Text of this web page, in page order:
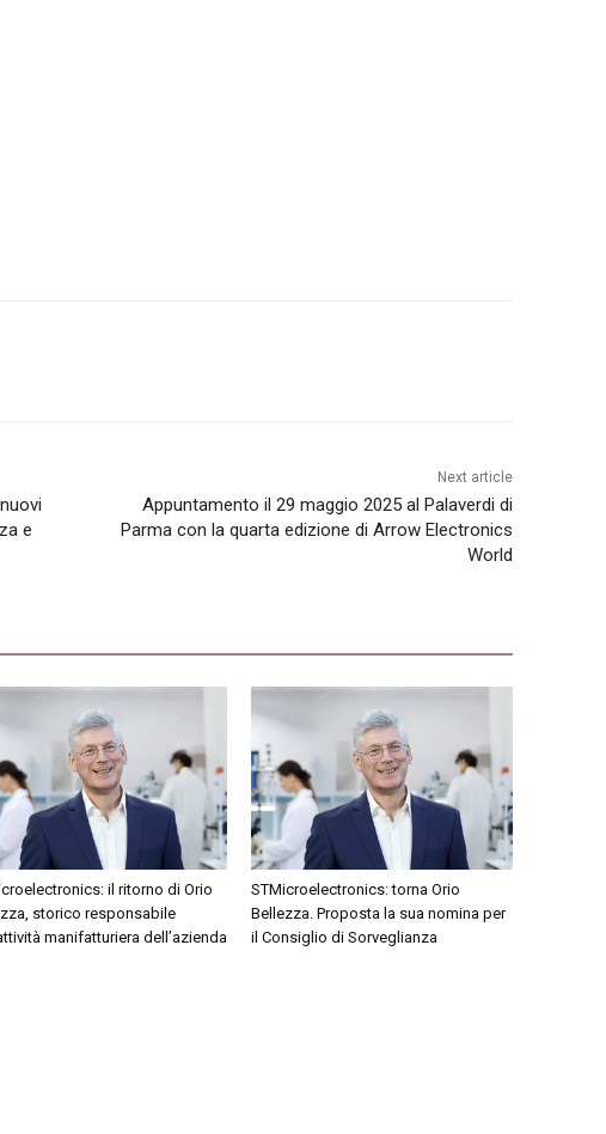
e
Next article
Appuntamento il 29 maggio 2025 al Palaverdi di
Parma con la quarta edizione di Arrow Electronics
World
il ritorno di Orio
storico responsabile
manifatturiera dell’azienda
STMicroelectronics: torna Orio
Bellezza. Proposta la sua nomina per
il Consiglio di Sorveglianza